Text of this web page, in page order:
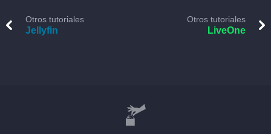
Otros tutoriales
Jellyfin
Otros tutoriales
LiveOne